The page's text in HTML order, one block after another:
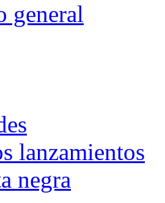
general
lanzamientos
negra